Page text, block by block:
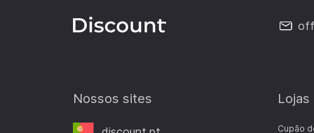
Nossos sites
Cupão